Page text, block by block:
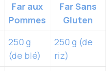
Far aux
Pommes
Far Sans
Gluten
250 g
(de blé)
250 g (de
riz)